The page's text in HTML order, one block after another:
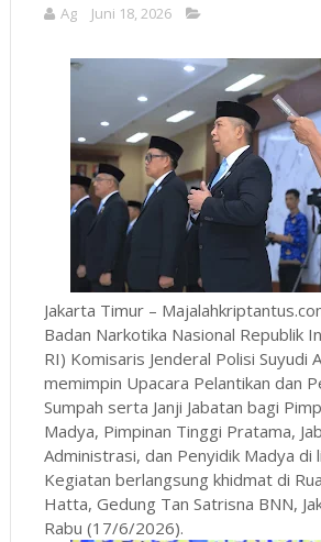
Ag Juni 18, 2026
Jakarta Timur –
Badan Narkotika Nasional Republik
RI) Komisaris Jenderal Polisi Suyudi
memimpin Upacara Pelantikan dan
Sumpah serta Janji Jabatan bagi
Madya, Pimpinan Tinggi Pratama,
Administrasi, dan Penyidik Madya di
Kegiatan berlangsung khidmat di
Hatta, Gedung Tan Satrisna BNN,
Rabu (17/6/2026).